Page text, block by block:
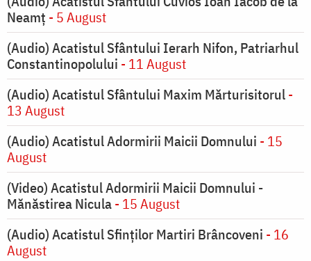
Neamț - 5 August
(Audio) Acatistul Sfântului Ierarh Nifon, Patriarhul
Constantinopolului - 11 August
(Audio) Acatistul Sfântului Maxim Mărturisitorul-
13 August
(Audio) Acatistul Adormirii Maicii Domnului - 15
August
(Video) Acatistul Adormirii Maicii Domnului -
Mănăstirea Nicula- 15 August
(Audio) Acatistul Sfinților Martiri Brâncoveni - 16
August